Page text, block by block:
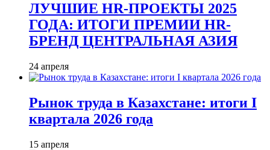
ЛУЧШИЕ HR-ПРОЕКТЫ 2025
ГОДА: ИТОГИ ПРЕМИИ HR-
БРЕНД ЦЕНТРАЛЬНАЯ АЗИЯ
24 апреля
Рынок труда в Казахстане: итоги I
квартала 2026 года
15 апреля